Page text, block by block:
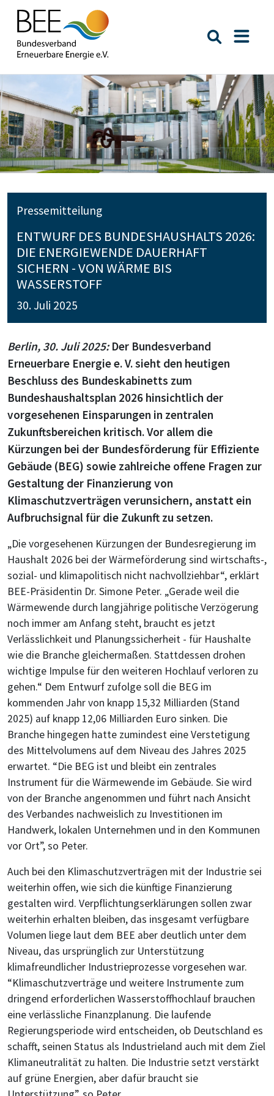
Suche
Pressemitteilung
ENTWURF DES BUNDESHAUSHALTS 2026:
DIE ENERGIEWENDE DAUERHAFT
SICHERN - VON WÄRME BIS
WASSERSTOFF
30. Juli 2025
Berlin, 30. Juli 2025:Der Bundesverband
Erneuerbare Energie e. V. sieht den heutigen
Beschluss des Bundeskabinetts zum
Bundeshaushaltsplan 2026 hinsichtlich der
vorgesehenen Einsparungen in zentralen
Zukunftsbereichen kritisch. Vor allem die
Kürzungen bei der Bundesförderung für Effiziente
Gebäude (BEG) sowie zahlreiche offene Fragen zur
Gestaltung der Finanzierung von
Klimaschutzverträgen verunsichern, anstatt ein
Aufbruchsignal für die Zukunft zu setzen.
„Die vorgesehenen Kürzungen der Bundesregierung im
Haushalt 2026 bei der Wärmeförderung sind wirtschafts-,
sozial- und klimapolitisch nicht nachvollziehbar“, erklärt
BEE-Präsidentin Dr. Simone Peter. „Gerade weil die
Wärmewende durch langjährige politische Verzögerung
noch immer am Anfang steht, braucht es jetzt
Verlässlichkeit und Planungssicherheit - für Haushalte
wie die Branche gleichermaßen. Stattdessen drohen
wichtige Impulse für den weiteren Hochlauf verloren zu
gehen.“ Dem Entwurf zufolge soll die BEG im
kommenden Jahr von knapp 15,32 Milliarden (Stand
2025) auf knapp 12,06 Milliarden Euro sinken. Die
Branche hingegen hatte zumindest eine Verstetigung
des Mittelvolumens auf dem Niveau des Jahres 2025
erwartet. “Die BEG ist und bleibt ein zentrales
Instrument für die Wärmewende im Gebäude. Sie wird
von der Branche angenommen und führt nach Ansicht
des Verbandes nachweislich zu Investitionen im
Handwerk, lokalen Unternehmen und in den Kommunen
vor Ort”, so Peter.
Auch bei den Klimaschutzverträgen mit der Industrie sei
weiterhin offen, wie sich die künftige Finanzierung
gestalten wird. Verpflichtungserklärungen sollen zwar
weiterhin erhalten bleiben, das insgesamt verfügbare
Volumen liege laut dem BEE aber deutlich unter dem
Niveau, das ursprünglich zur Unterstützung
klimafreundlicher Industrieprozesse vorgesehen war.
“Klimaschutzverträge und weitere Instrumente zum
dringend erforderlichen Wasserstoffhochlauf brauchen
eine verlässliche Finanzplanung. Die laufende
Regierungsperiode wird entscheiden, ob Deutschland es
schafft, seinen Status als Industrieland auch mit dem Ziel
Klimaneutralität zu halten. Die Industrie setzt verstärkt
auf grüne Energien, aber dafür braucht sie